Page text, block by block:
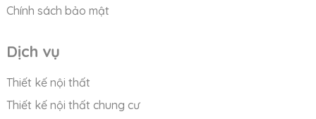
Chính sách bảo mật
Dịch vụ
Thiết kế nội thất
Thiết kế nội thất chung cư